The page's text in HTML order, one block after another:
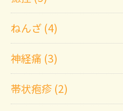
ねんざ (4)
神経痛 (3)
帯状疱疹 (2)